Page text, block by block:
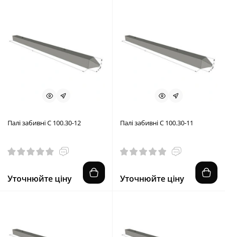
Палі забивні С 100.30-12
Уточнюйте ціну
Палі забивні С 100.30-11
Уточнюйте ціну